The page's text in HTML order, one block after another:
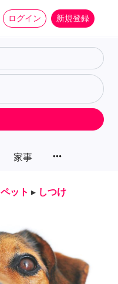
ログイン 新規登録
家事 more_horiz
ペット ▸ しつけ